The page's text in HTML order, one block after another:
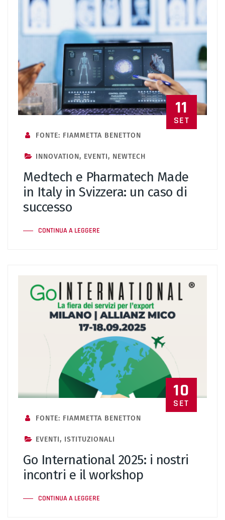
11
SET
FONTE: FIAMMETTA BENETTON
INNOVATION, EVENTI, NEWTECH
Medtech e Pharmatech Made
in Italy in Svizzera: un caso di
successo
CONTINUA A LEGGERE
10
SET
FONTE: FIAMMETTA BENETTON
EVENTI, ISTITUZIONALI
Go International 2025: i nostri
incontri e il workshop
CONTINUA A LEGGERE